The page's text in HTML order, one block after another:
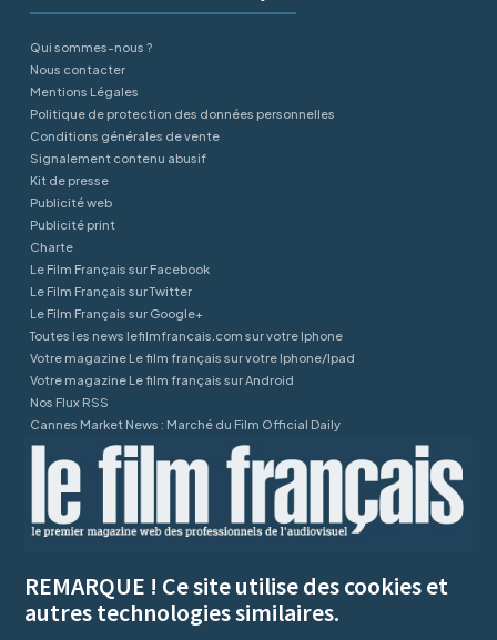
Qui sommes-nous ?
Nous contacter
Mentions Légales
Politique de protection des données personnelles
Conditions générales de vente
Signalement contenu abusif
Kit de presse
Publicité web
Publicité print
Charte
Le Film Français sur Facebook
Le Film Français sur Twitter
Le Film Français sur Google+
Toutes les news lefilmfrancais.com sur votre Iphone
Votre magazine Le film français sur votre Iphone/Ipad
Votre magazine Le film français sur Android
Nos Flux RSS
Cannes Market News : Marché du Film Official Daily
REMARQUE ! Ce site utilise des cookies et
autres technologies similaires.